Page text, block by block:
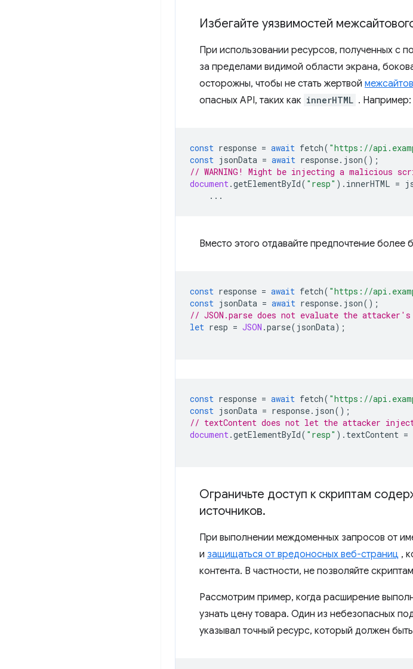
Избегайте уязвимостей
При использовании ресурсов, полученных с
за пределами видимой области экрана,
осторожны, чтобы не стать жертвой
опасных API, таких как innerHTML . Например:
const response = await fetch( "https://
const jsonData = await response. json();
// WARNING! Might be injecting a malicious
document.getElementById( "resp" ). innerHTML =
...
Вместо этого отдавайте предпочтение
const response = await fetch( "https://
const jsonData = await response. json();
// JSON.parse does not evaluate the
let resp = JSON .parse( jsonData);
const response = await fetch( "https://
const jsonData = response. json();
// textContent does not let the attacker inject
document.getElementById( "resp" ). textContent =
Ограничьте доступ к скриптам
источников.
При выполнении междоменных запросов от
и защищаться от вредоносных веб-страниц ,
контента. В частности, не позволяйте
Рассмотрим пример, когда расширение
узнать цену товара. Один из небезопасных
указывал точный ресурс, который должен